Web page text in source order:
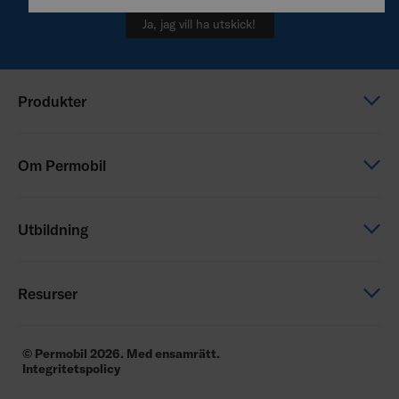
Ja, jag vill ha utskick!
Produkter
Om Permobil
Nyhetbrev
Utbildning
Klinisk forskning
Resurser
Regleringsdokument
Användarmanualer
© Permobil 2026. Med ensamrätt.
Integritetspolicy